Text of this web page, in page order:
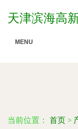
天津滨海高
MENU
当前位置： 首页 >